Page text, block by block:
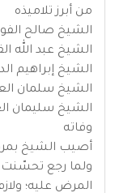
من أبرز تلاميذه
الشيخ صالح
الشيخ عبد الله
الشيخ إبراهيم
الشيخ سلمان
الشيخ سليمان
وفاته
أصيب الشيخ
ولما رجع تحسّنت
المرض عليه؛